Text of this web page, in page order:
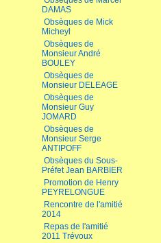
DAMAS
Obsèques de Mick
Micheyl
Obsèques de
Monsieur André
BOULEY
Obsèques de
Monsieur DELEAGE
Obsèques de
Monsieur Guy
JOMARD
Obsèques de
Monsieur Serge
ANTIPOFF
Obsèques du Sous-
Préfet Jean BARBIER
Promotion de Henry
PEYRELONGUE
Rencontre de l'amitié
2014
Repas de l'amitié
2011 Trévoux